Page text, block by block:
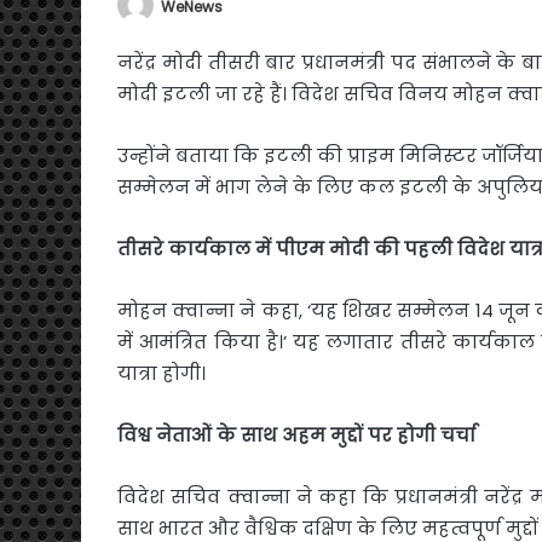
WeNews
नरेंद्र मोदी तीसरी बार प्रधानमंत्री पद संभालने के
मोदी इटली जा रहे हैं। विदेश सचिव विनय मोहन
उन्होंने बताया कि इटली की प्राइम मिनिस्टर
सम्मेलन में भाग लेने के लिए कल इटली के
तीसरेकार्यकालमेंपीएममोदीकीपहलीविदेश
मोहन क्वान्ना ने कहा, ‘यह शिखर सम्मेलन 14
में आमंत्रित किया है।’ यह लगातार तीसरे
यात्रा होगी।
विश्वनेताओंकेसाथ अहममुद्दोंपरहोगीचर्चा
विदेश सचिव क्वान्ना ने कहा कि प्रधानमंत्री
साथ भारत और वैश्विक दक्षिण के लिए महत्वपूर्ण